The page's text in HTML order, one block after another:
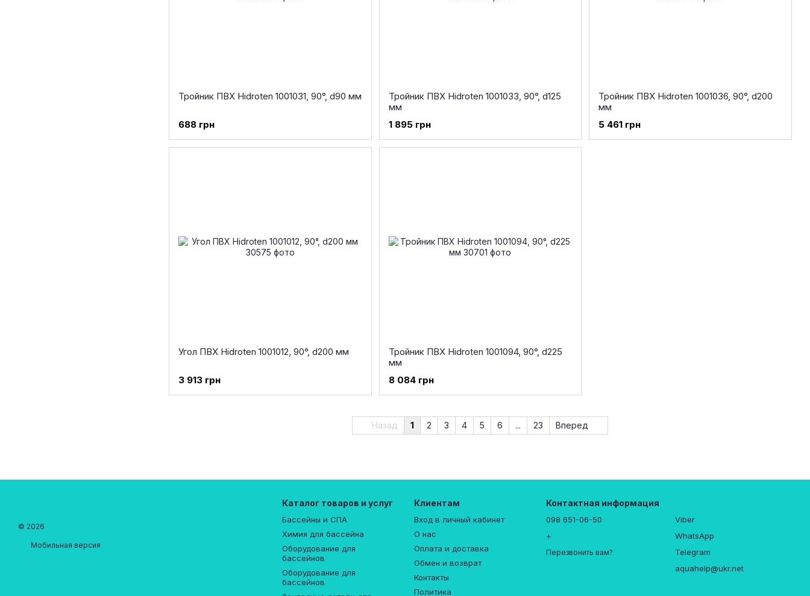
Тройник ПВХ Hidroten 1001031, 90°, d90 мм
688 грн
Тройник ПВХ Hidroten 1001033, 90°, d125
мм
1 895 грн
Тройник ПВХ Hidroten 1001036, 90°, d200
мм
5 461 грн
Угол ПВХ Hidroten 1001012, 90°, d200 мм
3 913 грн
Тройник ПВХ Hidroten 1001094, 90°, d225
мм
8 084 грн
Назад 1 2 3 4 5 6 ... 23 Вперед
© 2026
Мобильная версия
Каталог товаров и услуг
Бассейны и СПА
Химия для бассейна
Оборудование для
бассейнов
Оборудование для
бассейнов
Клиентам
Вход в личный кабинет
О нас
Оплата и доставка
Обмен и возврат
Контакты
Политика
Контактная информация
098 651-06-50
+
Перезвонить вам?
Viber
WhatsApp
Telegram
aquahelp@ukr.net